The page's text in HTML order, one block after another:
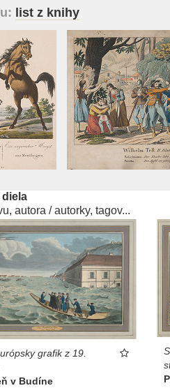
list z knihy
autora / autorky, tagov...
grafik z 19.
v Budíne